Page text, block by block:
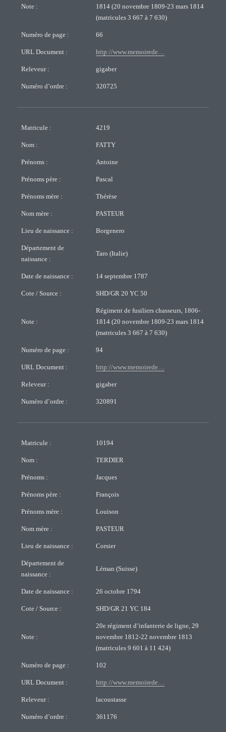
Note :
1814 (20 novembre 1809-23 mars 1814
(matricules 3 667 à 7 630)
Numéro de page : 66
URL Document : http://www.memoirede…
Releveur : gigaber
Numéro d’ordre : 320725
Matricule : 4219
Nom : FATTY
Prénoms : Antoine
Prénoms père : Pascal
Prénoms mère : Thérèse
Nom mère : PASTEUR
Lieu de naissance : Borgenero
Département de
naissance :
Taro (Italie)
Date de naissance : 14 septembre 1787
Cote / Source : SHD/GR 20 YC 50
Note :
Régiment de fusiliers chasseurs, 1806-
1814 (20 novembre 1809-23 mars 1814
(matricules 3 667 à 7 630)
Numéro de page : 94
URL Document : http://www.memoirede…
Releveur : gigaber
Numéro d’ordre : 320891
Matricule : 10194
Nom : TERDIER
Prénoms : Jacques
Prénoms père : François
Prénoms mère : Louison
Nom mère : PASTEUR
Lieu de naissance : Corsier
Département de
naissance :
Léman (Suisse)
Date de naissance : 26 octobre 1794
Cote / Source : SHD/GR 21 YC 184
Note :
20e régiment d’infanterie de ligne, 29
novembre 1812-22 novembre 1813
(matricules 9 601 à 11 424)
Numéro de page : 102
URL Document : http://www.memoirede…
Releveur : lacoustasse
Numéro d’ordre : 361176